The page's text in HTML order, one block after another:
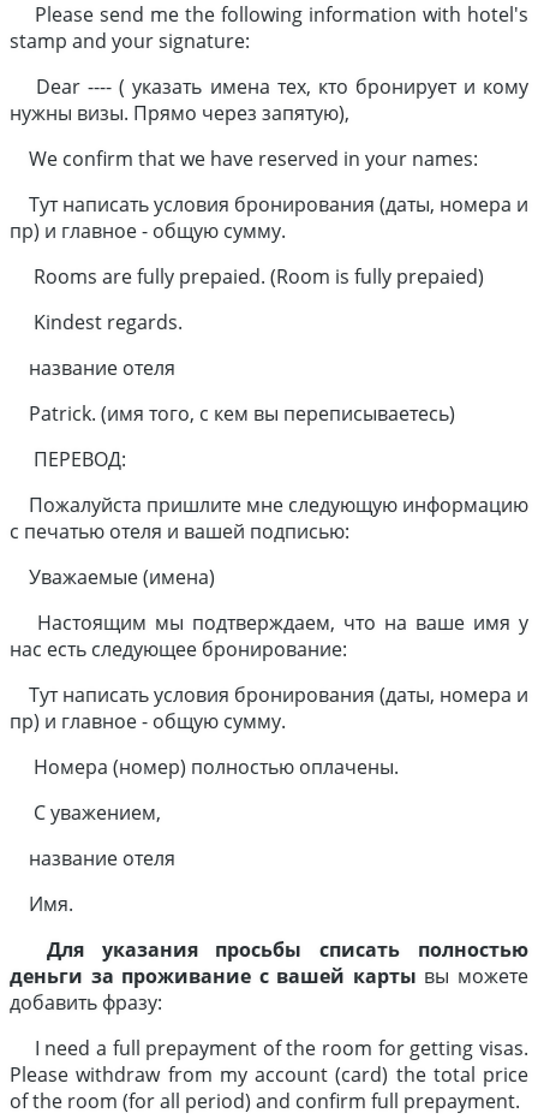
Please send me the following information with hotel's
stamp and your signature:
Dear ---- ( указать имена тех, кто бронирует и кому
нужны визы. Прямо через запятую),
We confirm that we have reserved in your names:
Тут написать условия бронирования (даты, номера и
пр) и главное - общую сумму.
Rooms are fully prepaied. (Room is fully prepaied)
Kindest regards.
название отеля
Patrick. (имя того, с кем вы переписываетесь)
ПЕРЕВОД:
Пожалуйста пришлите мне следующую информацию
с печатью отеля и вашей подписью:
Уважаемые (имена)
Настоящим мы подтверждаем, что на ваше имя у
нас есть следующее бронирование:
Тут написать условия бронирования (даты, номера и
пр) и главное - общую сумму.
Номера (номер) полностью оплачены.
С уважением,
название отеля
Имя.
Для указания просьбы списать полностью
деньги за проживание с вашей карты вы можете
добавить фразу:
I need a full prepayment of the room for getting visas.
Please withdraw from my account (card) the total price
of the room (for all period) and confirm full prepayment.